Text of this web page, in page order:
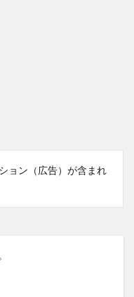
ョン（広告）が含まれ